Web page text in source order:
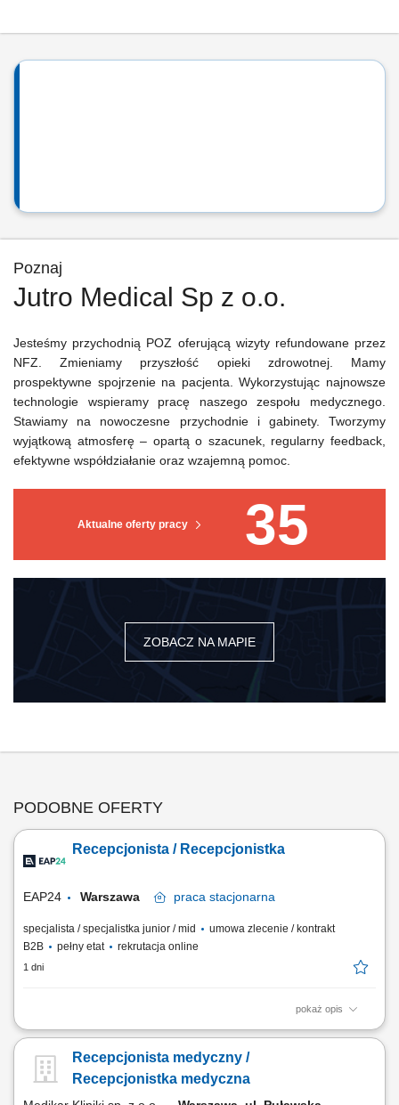
Poznaj
Jutro Medical Sp z o.o.
Aktualne oferty pracy 35
ZOBACZ NA MAPIE
Jesteśmy przychodnią POZ oferującą wizyty refundowane przez
NFZ. Zmieniamy przyszłość opieki zdrowotnej. Mamy
prospektywne spojrzenie na pacjenta. Wykorzystując najnowsze
technologie wspieramy pracę naszego zespołu medycznego.
Stawiamy na nowoczesne przychodnie i gabinety. Tworzymy
wyjątkową atmosferę – opartą o szacunek, regularny feedback,
efektywne współdziałanie oraz wzajemną pomoc.
PODOBNE OFERTY
Recepcjonista / Recepcjonistka
EAP24 Warszawa praca stacjonarna
specjalista / specjalistka junior / mid
umowa zlecenie / kontrakt
B2B
pełny etat rekrutacja online
1 dni
pokaż opis
Opis stanowiska: Obsługa pacjentów w recepcji, telefonicznie oraz
Udzielanie informacji dotyczących usług placówki. Obsługa systemu
rejestracji oraz przyjmowanie płatności. Współpraca z personelem
Recepcjonista medyczny /
Recepcjonistka medyczna